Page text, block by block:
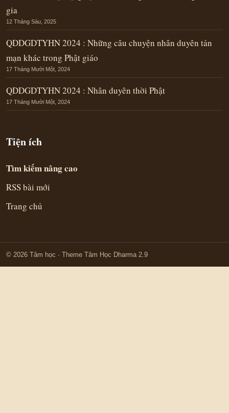
gia
12 Tháng Sáu, 2025
QDDGDTYHN 2024 : Những câu chuyện nhân duyên tản
mạn khác trong Phật giáo
17 Tháng Mười Một, 2024
QDDGDTYHN 2024 : Nhân duyên thời Phật
17 Tháng Mười Một, 2024
Tiện ích
Tìm kiếm nâng cao
RSS bài mới
Trang chủ
© 2026 Tâm học · Theme Tâm Học Dharma 2.9